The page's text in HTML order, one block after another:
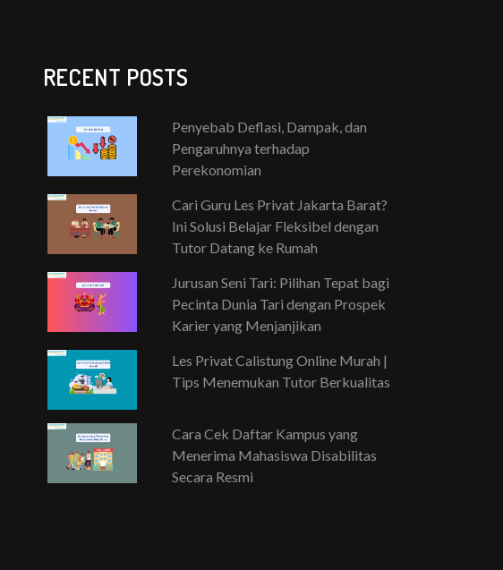
RECENT POSTS
Penyebab Deflasi, Dampak, dan
Pengaruhnya terhadap
Perekonomian
Cari Guru Les Privat Jakarta Barat?
Ini Solusi Belajar Fleksibel dengan
Tutor Datang ke Rumah
Jurusan Seni Tari: Pilihan Tepat bagi
Pecinta Dunia Tari dengan Prospek
Karier yang Menjanjikan
Les Privat Calistung Online Murah |
Tips Menemukan Tutor Berkualitas
Cara Cek Daftar Kampus yang
Menerima Mahasiswa Disabilitas
Secara Resmi